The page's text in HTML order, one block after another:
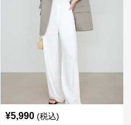
¥5,990 (税込)